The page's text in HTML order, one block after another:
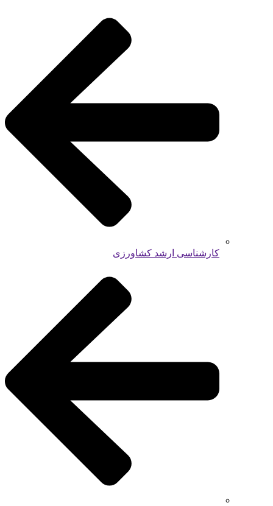
کارشناسی ارشد کشاورزی